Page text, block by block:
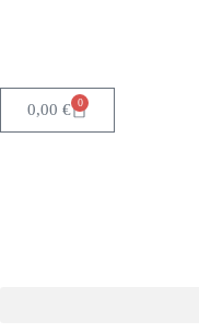
0,00 € 0
Panier